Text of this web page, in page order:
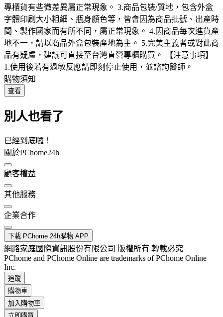
專櫃貨有些微差異屬正常現象。 3.商品包裝/質地，包含外盒
字體印刷大小粗細、瓶身顏色等，皆會因為商品批號、出產時
間、製作國家而有所不同，屬正常現象。 4.因商品每次進貨產
地不一，請以商品外盒包裝產地為主。 5.完美主義者或對此商
品有疑慮，建議可直接至台灣直營專櫃購買。 【注意事項】
1.使用後若有過敏反應請即刻停止使用，並諮詢醫師。
購物須知
查看
別人也看了
已經到底囉！
關於PChome24h
顧客權益
其他服務
企業合作
下載 PChome 24h購物 APP
網路家庭國際資訊股份有限公司 版權所有 轉載必究
PChome and PChome Online are trademarks of PChome Online
Inc.
追蹤
購物車
加入購物車